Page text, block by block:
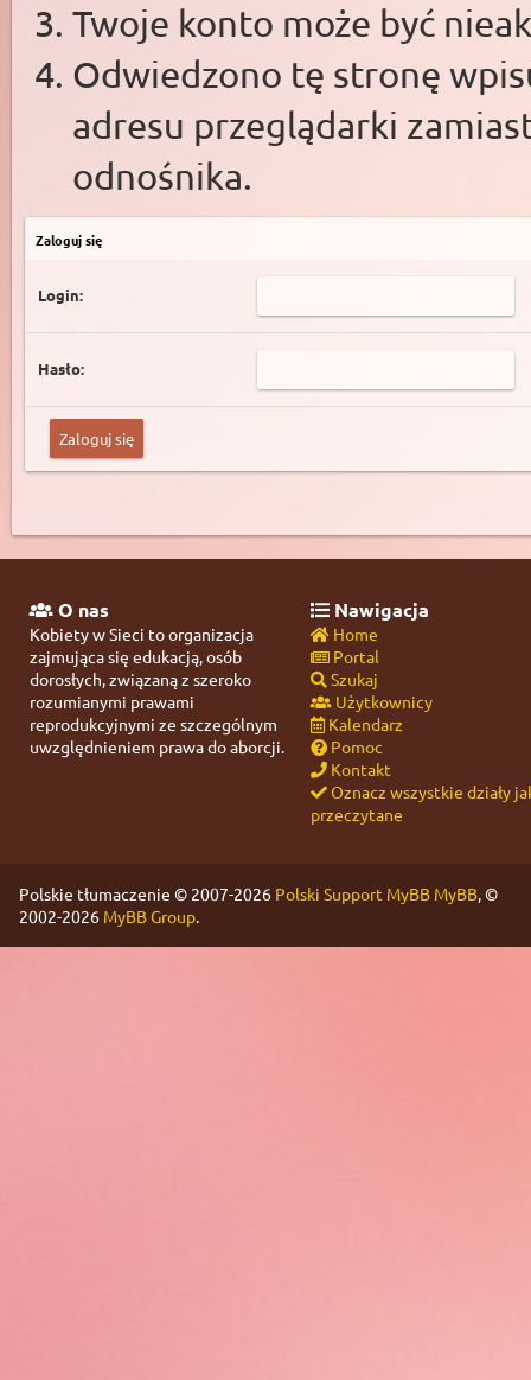
Twoje konto może być
Odwiedzono tę stronę
adresu przeglądarki
odnośnika.
Zaloguj się
Login:
Hasło:
O nas
Kobiety w Sieci to organizacja
zajmująca się edukacją, osób
dorosłych, związaną z szeroko
rozumianymi prawami
reprodukcyjnymi ze szczególnym
uwzględnieniem prawa do aborcji.
Nawigacja
Home
Portal
Szukaj
Użytkownicy
Kalendarz
Pomoc
Kontakt
Oznacz wszystkie działy
przeczytane
Polskie tłumaczenie © 2007-2026 Polski Support MyBB MyBB, ©
2002-2026 MyBB Group.